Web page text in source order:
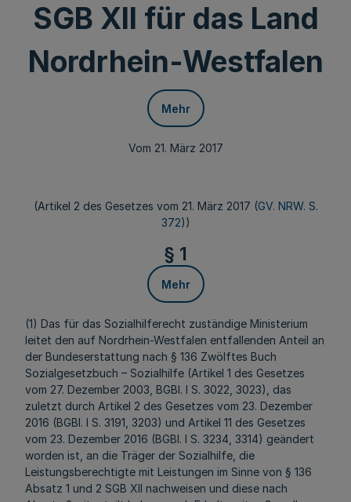
SGB XII für das Land
Nordrhein-Westfalen
Mehr
Vom 21. März 2017
(Artikel 2 des Gesetzes vom 21. März 2017 (GV. NRW. S.
372))
§ 1
Mehr
(1) Das für das Sozialhilferecht zuständige Ministerium
leitet den auf Nordrhein-Westfalen entfallenden Anteil an
der Bundeserstattung nach § 136 Zwölftes Buch
Sozialgesetzbuch – Sozialhilfe (Artikel 1 des Gesetzes
vom 27. Dezember 2003, BGBl. I S. 3022, 3023), das
zuletzt durch Artikel 2 des Gesetzes vom 23. Dezember
2016 (BGBl. I S. 3191, 3203) und Artikel 11 des Gesetzes
vom 23. Dezember 2016 (BGBl. I S. 3234, 3314) geändert
worden ist, an die Träger der Sozialhilfe, die
Leistungsberechtigte mit Leistungen im Sinne von § 136
Absatz 1 und 2 SGB XII nachweisen und diese nach